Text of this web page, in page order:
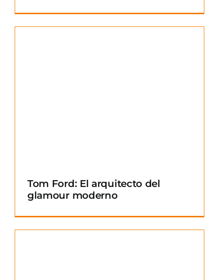
Tom Ford: El arquitecto del
glamour moderno